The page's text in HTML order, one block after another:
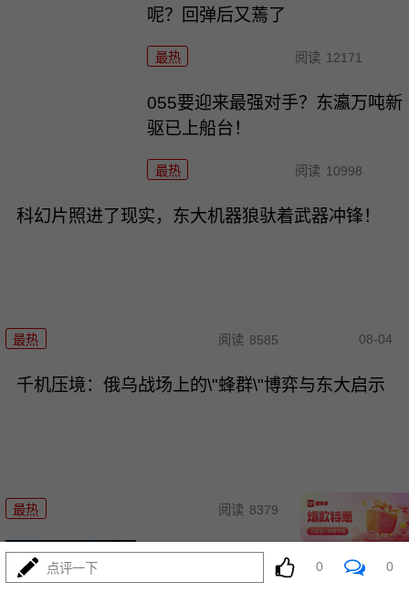
呢？回弹后又蔫了
最热 阅读 12171
055要迎来最强对手？东瀛万吨新
驱已上船台！
最热 阅读 10998
科幻片照进了现实，东大机器狼驮着武器冲锋！
最热 阅读 8585 08-04
千机压境：俄乌战场上的\"蜂群\"博弈与东大启示
最热 阅读 8379 08-04
波斯要给中东\"物理断网\"，特朗
普忙递橄榄枝？
点评一下 0 0